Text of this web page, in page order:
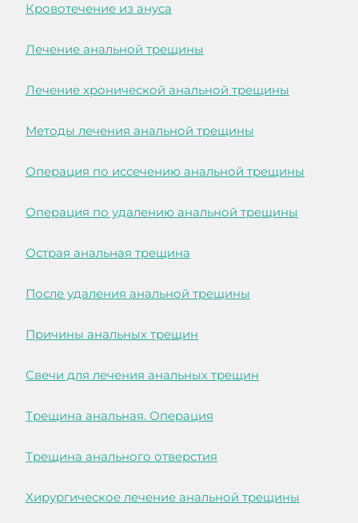
Кровотечение из ануса
Лечение анальной трещины
Лечение хронической анальной трещины
Методы лечения анальной трещины
Операция по иссечению анальной трещины
Операция по удалению анальной трещины
Острая анальная трещина
После удаления анальной трещины
Причины анальных трещин
Свечи для лечения анальных трещин
Трещина анальная. Операция
Трещина анального отверстия
Хирургическое лечение анальной трещины